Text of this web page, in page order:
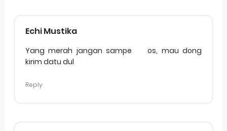
Echi Mustika
Yang merah jangan sampe
os, mau dong
kirim datu dul
Reply